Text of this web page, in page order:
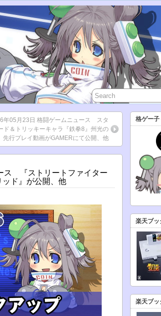
年05月23日 格闘ゲームニュース スタ
ド＆トリッキーキャラ『鉄拳8』州光の
先行プレイ動画がGAMERにて公開、他
ス 『ストリートファイター
ド』が公開、他
格ゲー子
楽天ブッ
楽天ブッ